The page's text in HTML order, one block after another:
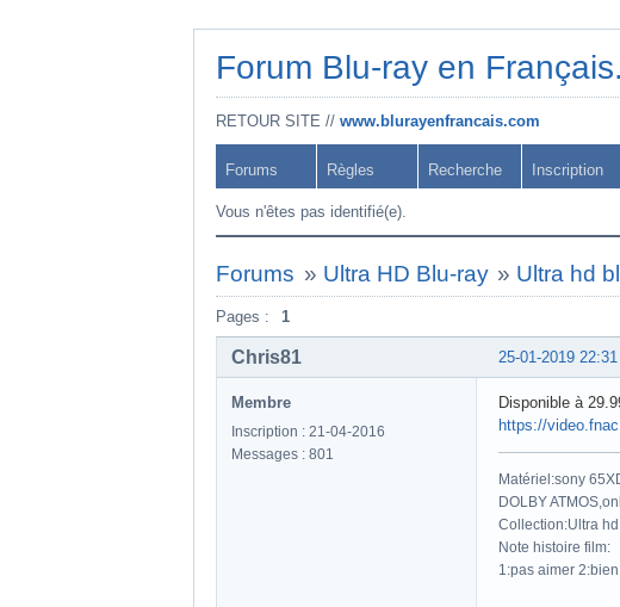
Forum Blu-ray en
RETOUR SITE // www.blurayenfrancais.com
Forums Règles Recherche Inscription
Vous n'êtes pas identifié(e).
Forums » Ultra HD Blu-ray » Ultra hd
Pages : 1
25-01-2019 22:31
Chris81
Membre
Inscription : 21-04-2016
Messages : 801
Disponible à
https://
Matériel:sony
DOLBY
Collection:Ultra
Note histoire film:
1:pas aimer